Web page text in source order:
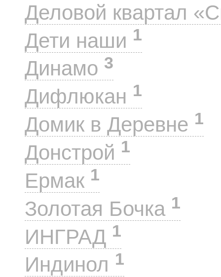
Деловой квартал
Дети наши 1
Динамо 3
Дифлюкан 1
Домик в Деревне 1
Донстрой 1
Ермак 1
Золотая Бочка 1
ИНГРАД 1
Индинол 1